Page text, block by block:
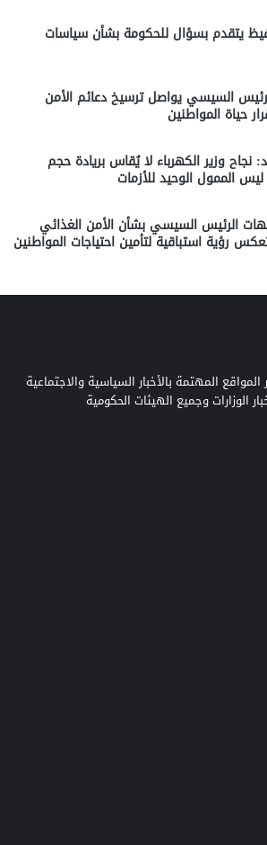
يتقدم بسؤال للحكومة بشأن سياسات
السيسي يواصل ترسيخ دعائم الأمن
حياة المواطنين
نجاح وزير الكهرباء لا يُقاس بريادة حجم
ليس الممول الوحيد للأزمات
الرئيس السيسي بشأن الأمن الغذائي
رؤية استباقية لتأمين احتياجات المواطنين
أكبر المواقع المهتمة بالأخبار السياسية والاجتماعية
الوزارات وجميع الهيئات الحكومية